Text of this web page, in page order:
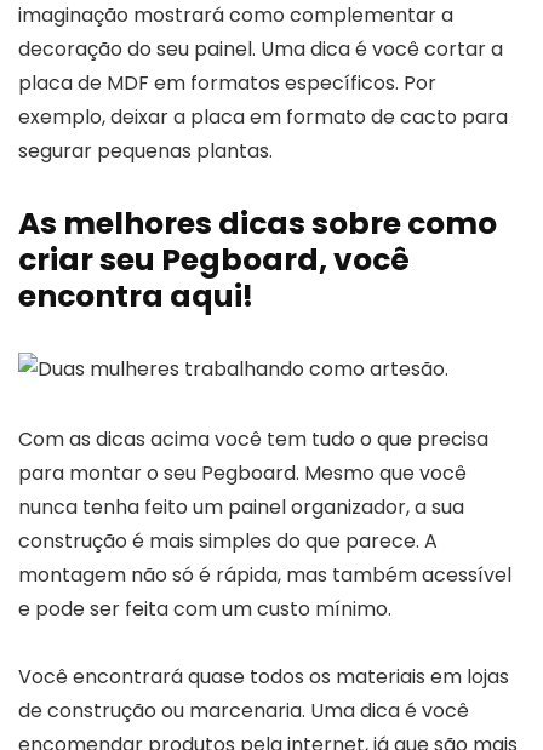
imaginação mostrará como complementar a
decoração do seu painel. Uma dica é você cortar a
placa de MDF em formatos específicos. Por
exemplo, deixar a placa em formato de cacto para
segurar pequenas plantas.
As melhores dicas sobre como
criar seu Pegboard, você
encontra aqui!
Com as dicas acima você tem tudo o que precisa
para montar o seu Pegboard. Mesmo que você
nunca tenha feito um painel organizador, a sua
construção é mais simples do que parece. A
montagem não só é rápida, mas também acessível
e pode ser feita com um custo mínimo.
Você encontrará quase todos os materiais em lojas
de construção ou marcenaria. Uma dica é você
encomendar produtos pela internet, já que são mais